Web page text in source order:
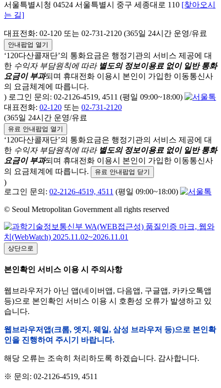
서울특별시청 04524 서울특별시 중구 세종대로 110 [찾아오시
는 길]
대표전화: 02-120 또는 02-731-2120 (365일 24시간 운영/유료
안내팝업 열기
‘120다산콜재단’의 통화요금은 행정기관의 서비스 제공에 대
한 수익자 부담원칙에 따라 별도의 정보이용료 없이 일반 통화
요금이 부과되며 휴대전화 이용시 본인이 가입한 이동통신사
의 요금체계에 따릅니다.
) 로그인 문의: 02-2126-4519, 4511 (평일 09:00~18:00)
대표전화: 02-120 또는 02-731-2120
(365일 24시간 운영/유료
유료 안내팝업 열기
‘120다산콜재단’의 통화요금은 행정기관의 서비스 제공에 대
한 수익자 부담원칙에 따라 별도의 정보이용료 없이 일반 통화
요금이 부과되며 휴대전화 이용시 본인이 가입한 이동통신사
의 요금체계에 따릅니다.
유료 안내팝업 닫기
)
로그인 문의: 02-2126-4519, 4511 (평일 09:00~18:00)
© Seoul Metropolitan Government all rights reserved
상단으로
본인확인 서비스 이용 시 주의사항
웹브라우저가 아닌 앱(네이버앱, 다음앱, 구글앱, 카카오톡앱
등)으로 본인확인 서비스 이용 시 호환성 오류가 발생하고 있
습니다.
웹브라우저앱(크롬, 엣지, 웨일, 삼성 브라우저 등)으로 본인확
인을 진행하여 주시기 바랍니다.
해당 오류는 조속히 처리하도록 하겠습니다. 감사합니다.
※ 문의: 02-2126-4519, 4511